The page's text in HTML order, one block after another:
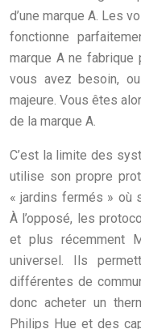
d’une marque A. Les
fonctionne
marque A ne
vous avez besoin,
majeure. Vous êtes
de la marque A.
C’est la limite des
utilise son propre
« jardins fermés » où
À l’opposé, les
et plus récemment
universel. Ils
différentes de
donc acheter un
Philips Hue et des